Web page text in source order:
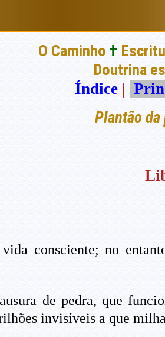
O Caminho †
Doutrina
Índice |
Plantão da
consciente; no
de pedra, que
invisíveis a que